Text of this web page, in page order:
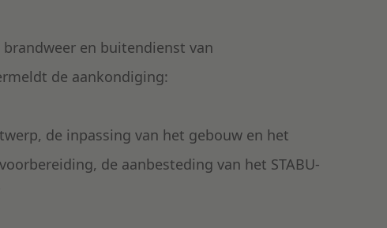
en buitendienst van
de aankondiging:
de inpassing van het gebouw en het
de aanbesteding van het STABU-